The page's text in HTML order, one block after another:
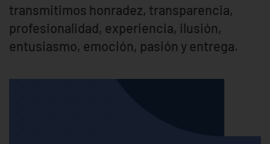
transmitimos honradez, transparencia,
profesionalidad, experiencia, ilusión,
entusiasmo, emoción, pasión y entrega.